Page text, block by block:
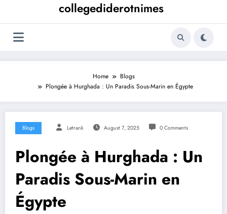
collegediderotnimes
Home
Blogs
Plongée à Hurghada : Un Paradis Sous-Marin en Égypte
Blogs Letrank August 7, 2025 0 Comments
Plongée à Hurghada : Un
Paradis Sous-Marin en
Égypte